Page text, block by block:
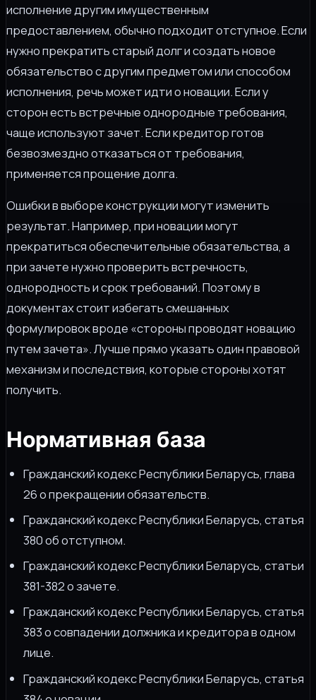
исполнение другим имущественным
предоставлением, обычно подходит отступное. Если
нужно прекратить старый долг и создать новое
обязательство с другим предметом или способом
исполнения, речь может идти о новации. Если у
сторон есть встречные однородные требования,
чаще используют зачет. Если кредитор готов
безвозмездно отказаться от требования,
применяется прощение долга.
Ошибки в выборе конструкции могут изменить
результат. Например, при новации могут
прекратиться обеспечительные обязательства, а
при зачете нужно проверить встречность,
однородность и срок требований. Поэтому в
документах стоит избегать смешанных
формулировок вроде «стороны проводят новацию
путем зачета». Лучше прямо указать один правовой
механизм и последствия, которые стороны хотят
получить.
Нормативная база
Гражданский кодекс Республики Беларусь, глава
26 о прекращении обязательств.
Гражданский кодекс Республики Беларусь, статья
380 об отступном.
Гражданский кодекс Республики Беларусь, статьи
381-382 о зачете.
Гражданский кодекс Республики Беларусь, статья
383 о совпадении должника и кредитора в одном
лице.
Гражданский кодекс Республики Беларусь, статья